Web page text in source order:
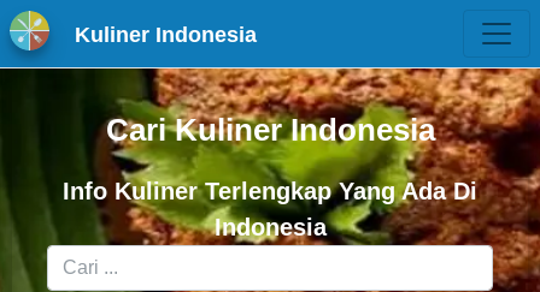
Kuliner Indonesia
Cari Kuliner Indonesia
Info Kuliner Terlengkap Yang Ada Di
Indonesia